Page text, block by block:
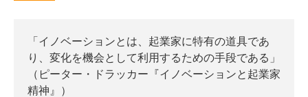
「イノベーションとは、起業家に特有の道具であ
り、変化を機会として利用するための手段である」
（ピーター・ドラッカー『イノベーションと起業家
精神』）